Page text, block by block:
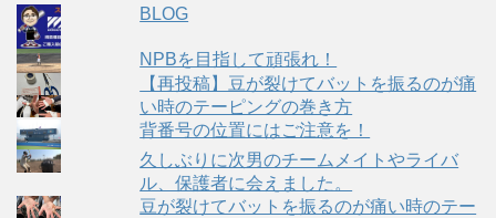
BLOG
NPBを目指して頑張れ！
【再投稿】豆が裂けてバットを振るのが痛
い時のテーピングの巻き方
背番号の位置にはご注意を！
久しぶりに次男のチームメイトやライバ
ル、保護者に会えました。
豆が裂けてバットを振るのが痛い時のテー